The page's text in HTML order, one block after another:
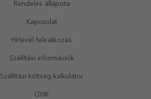
Rendelés állapota
Kapcsolat
Hírlevél feliratkozás
Szállítási információk
Szállítási költség kalkulátor
GYIK